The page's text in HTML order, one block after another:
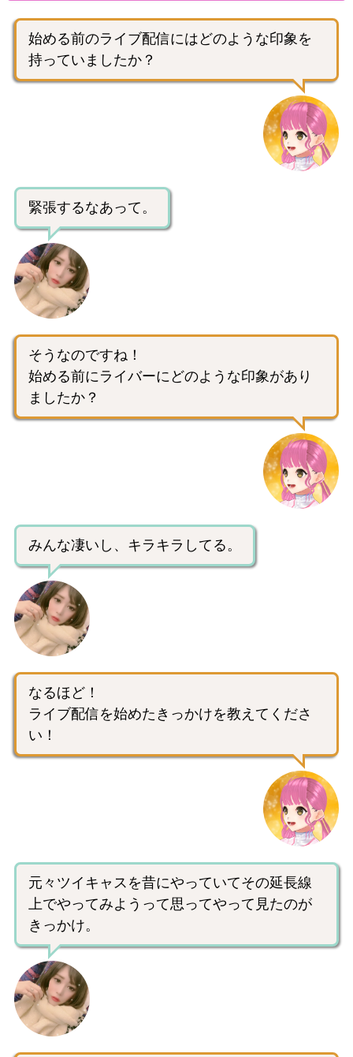
始める前のライブ配信にはどのような印象を
持っていましたか？
緊張するなあって。
そうなのですね！
始める前にライバーにどのような印象があり
ましたか？
みんな凄いし、キラキラしてる。
なるほど！
ライブ配信を始めたきっかけを教えてくださ
い！
元々ツイキャスを昔にやっていてその延長線
上でやってみようって思ってやって見たのが
きっかけ。